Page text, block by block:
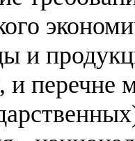
и
и перечне